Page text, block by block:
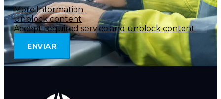
More Information
Unblock content
Accept required service and unblock content
ENVIAR